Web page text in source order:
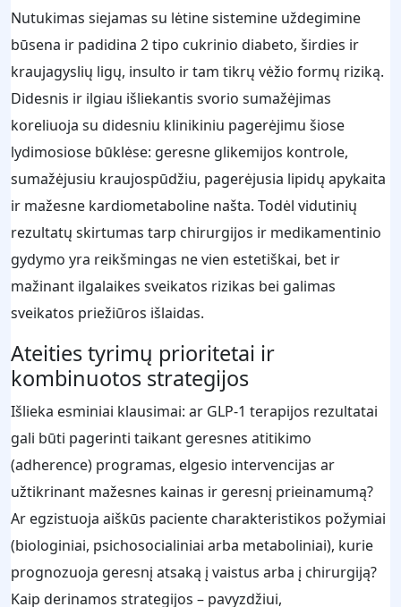
Nutukimas siejamas su lėtine sistemine uždegimine
būsena ir padidina 2 tipo cukrinio diabeto, širdies ir
kraujagyslių ligų, insulto ir tam tikrų vėžio formų riziką.
Didesnis ir ilgiau išliekantis svorio sumažėjimas
koreliuoja su didesniu klinikiniu pagerėjimu šiose
lydimosiose būklėse: geresne glikemijos kontrole,
sumažėjusiu kraujospūdžiu, pagerėjusia lipidų apykaita
ir mažesne kardiometaboline našta. Todėl vidutinių
rezultatų skirtumas tarp chirurgijos ir medikamentinio
gydymo yra reikšmingas ne vien estetiškai, bet ir
mažinant ilgalaikes sveikatos rizikas bei galimas
sveikatos priežiūros išlaidas.
Ateities tyrimų prioritetai ir
kombinuotos strategijos
Išlieka esminiai klausimai: ar GLP‑1 terapijos rezultatai
gali būti pagerinti taikant geresnes atitikimo
(adherence) programas, elgesio intervencijas ar
užtikrinant mažesnes kainas ir geresnį prieinamumą?
Ar egzistuoja aiškūs paciente charakteristikos požymiai
(biologiniai, psichosocialiniai arba metaboliniai), kurie
prognozuoja geresnį atsaką į vaistus arba į chirurgiją?
Kaip derinamos strategijos – pavyzdžiui,